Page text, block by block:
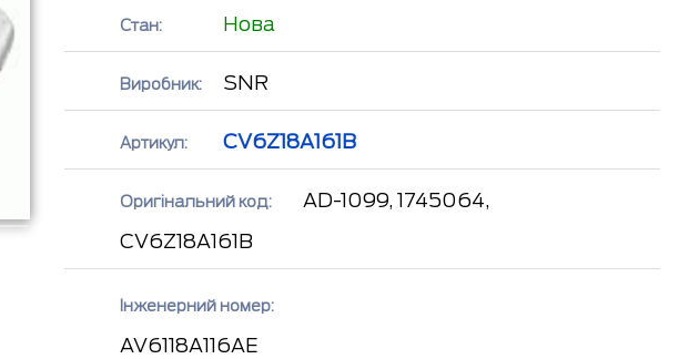
Стан: Нова
Виробник: SNR
Артикул: CV6Z18A161B
Оригінальний код:
AD-1099, 1745064,
CV6Z18A161B
Інженерний номер:
AV6118A116AE